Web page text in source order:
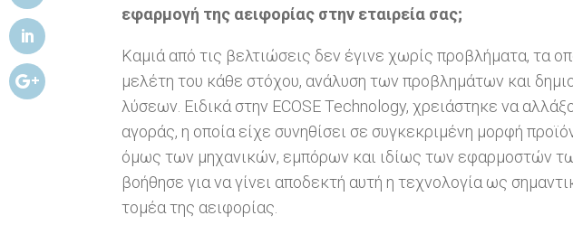
εφαρμογή της αειφορίας στην εταιρεία σας;
Καμιά από τις βελτιώσεις δεν έγινε χωρίς προβλήματα, τα
μελέτη του κάθε στόχου, ανάλυση των προβλημάτων και
λύσεων. Ειδικά στην ECOSE Technology, χρειάστηκε να
αγοράς, η οποία είχε συνηθίσει σε συγκεκριμένη μορφή
όμως των μηχανικών, εμπόρων και ιδίως των εφαρμοστών
βοήθησε για να γίνει αποδεκτή αυτή η τεχνολογία ως
τομέα της αειφορίας.